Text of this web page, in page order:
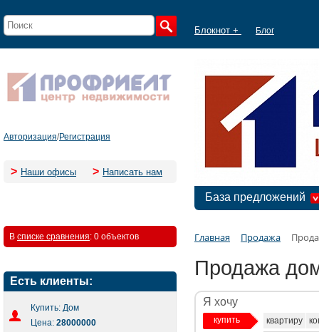
Блокнот + Блог
Авторизация/Регистрация
> Наши офисы > Написать нам
База предложений
В списке сравнения: 0 объектов
Есть клиенты:
Купить: Дом
Цена: 28000000
Главная Продажа
Продажа
Я хочу
купить квартиру